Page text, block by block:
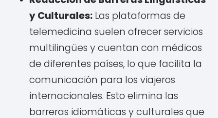
y Culturales: Las plataformas de
telemedicina suelen ofrecer servicios
multilingües y cuentan con médicos
de diferentes países, lo que facilita la
comunicación para los viajeros
internacionales. Esto elimina las
barreras idiomáticas y culturales que